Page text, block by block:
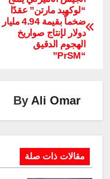
e
b
o
o
s
A
p
er
e
st
“لوكهيد مارتن” عقدًا
ضخماً بقيمة 4.94 مليار
دولار لإنتاج صواريخ
الهجوم الدقيق
“PrSM”
By Ali Omar
مقالات ذات صلة